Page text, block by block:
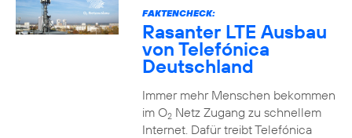
FAKTENCHECK:
Rasanter LTE Ausbau
von Telefónica
Deutschland
Immer mehr Menschen bekommen
im O2Netz Zugang zu schnellem
Internet. Dafür treibt Telefónica